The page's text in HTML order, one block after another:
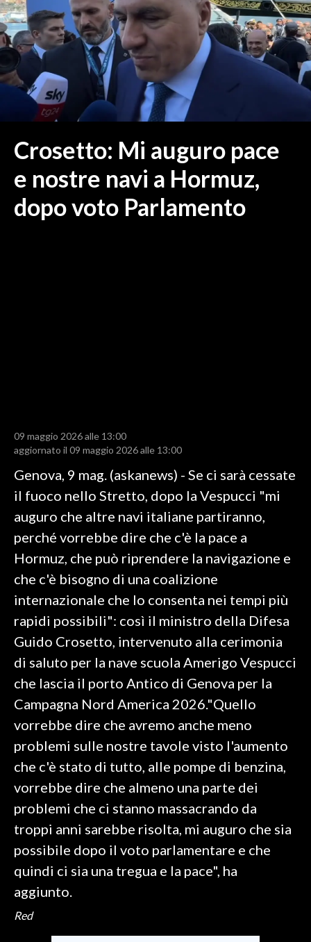
MEDIO CAMPIDANO
ORISTANO E PROVINCIA
SASSARI E PROVINCIA
GALLURA
NUORO E PROVINCIA
OGLIASTRA
ITALIA
MONDO
RISULTATI E CLASSIFICHE
CALCIO REGIONALE
BASKET
VOLLEY
MOTORI
TENNIS
ALTRI SPORT
CULTURA
GOSSIP
SARDEGNA TURISMO
SARDI NEL MONDO
NOTIZIE
EVENTI
3 MINUTI CON
Crosetto: Mi auguro pace
e nostre navi a Hormuz,
dopo voto Parlamento
09 maggio 2026 alle 13:00
aggiornato il 09 maggio 2026 alle 13:00
Genova, 9 mag. (askanews) - Se ci sarà cessate
il fuoco nello Stretto, dopo la Vespucci "mi
auguro che altre navi italiane partiranno,
perché vorrebbe dire che c'è la pace a
Hormuz, che può riprendere la navigazione e
che c'è bisogno di una coalizione
internazionale che lo consenta nei tempi più
rapidi possibili": così il ministro della Difesa
Guido Crosetto, intervenuto alla cerimonia
di saluto per la nave scuola Amerigo Vespucci
che lascia il porto Antico di Genova per la
Campagna Nord America 2026."Quello
vorrebbe dire che avremo anche meno
problemi sulle nostre tavole visto l'aumento
che c'è stato di tutto, alle pompe di benzina,
vorrebbe dire che almeno una parte dei
problemi che ci stanno massacrando da
troppi anni sarebbe risolta, mi auguro che sia
possibile dopo il voto parlamentare e che
quindi ci sia una tregua e la pace", ha
aggiunto.
Red